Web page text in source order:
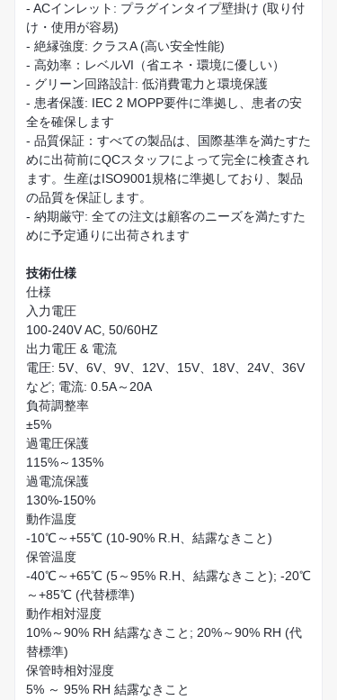
- ACインレット: プラグインタイプ壁掛け (取り付
け・使用が容易)
- 絶縁強度: クラスA (高い安全性能)
- 高効率：レベルVI（省エネ・環境に優しい）
- グリーン回路設計: 低消費電力と環境保護
- 患者保護: IEC 2 MOPP要件に準拠し、患者の安
全を確保します
- 品質保証：すべての製品は、国際基準を満たすた
めに出荷前にQCスタッフによって完全に検査され
ます。生産はISO9001規格に準拠しており、製品
の品質を保証します。
- 納期厳守: 全ての注文は顧客のニーズを満たすた
めに予定通りに出荷されます
技術仕様
仕様
入力電圧
100-240V AC, 50/60HZ
出力電圧 & 電流
電圧: 5V、6V、9V、12V、15V、18V、24V、36V
など; 電流: 0.5A～20A
負荷調整率
±5%
過電圧保護
115%～135%
過電流保護
130%-150%
動作温度
-10℃～+55℃ (10-90% R.H、結露なきこと)
保管温度
-40℃～+65℃ (5～95% R.H、結露なきこと); -20℃
～+85℃ (代替標準)
動作相対湿度
10%～90% RH 結露なきこと; 20%～90% RH (代
替標準)
保管時相対湿度
5% ～ 95% RH 結露なきこと